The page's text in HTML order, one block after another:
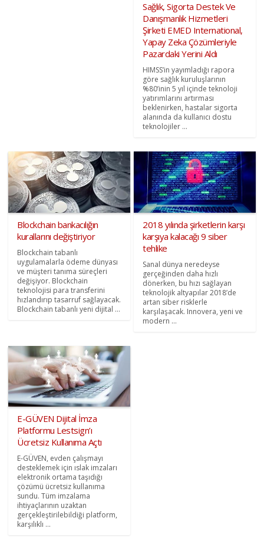
Sağlık, Sigorta Destek Ve
Danışmanlık Hizmetleri
Şirketi EMED International,
Yapay Zeka Çözümleriyle
Pazardaki Yerini Aldı
HIMSS’in yayımladığı rapora
göre sağlık kuruluşlarının
%80’inin 5 yıl içinde teknoloji
yatırımlarını artırması
beklenirken, hastalar sigorta
alanında da kullanıcı dostu
teknolojiler ...
Blockchain bankacılığın
kurallarını değiştiriyor
Blockchain tabanlı
uygulamalarla ödeme dünyası
ve müşteri tanıma süreçleri
değişiyor. Blockchain
teknolojisi para transferini
hızlandırıp tasarruf sağlayacak.
Blockchain tabanlı yeni dijital ...
2018 yılında şirketlerin karşı
karşıya kalacağı 9 siber
tehlike
Sanal dünya neredeyse
gerçeğinden daha hızlı
dönerken, bu hızı sağlayan
teknolojik altyapılar 2018’de
artan siber risklerle
karşılaşacak. Innovera, yeni ve
modern ...
E-GÜVEN Dijital İmza
Platformu Lestsign’ı
Ücretsiz Kullanıma Açtı
E-GÜVEN, evden çalışmayı
desteklemek için ıslak imzaları
elektronik ortama taşıdığı
çözümü ücretsiz kullanıma
sundu. Tüm imzalama
ihtiyaçlarının uzaktan
gerçekleştirilebildiği platform,
karşılıklı ...